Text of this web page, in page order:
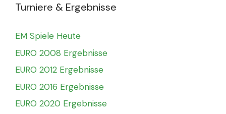
Turniere & Ergebnisse
EM Spiele Heute
EURO 2008 Ergebnisse
EURO 2012 Ergebnisse
EURO 2016 Ergebnisse
EURO 2020 Ergebnisse